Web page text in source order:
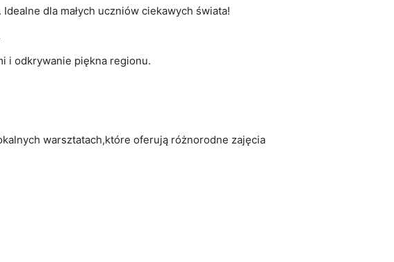
dla małych uczniów ciekawych świata!
i odkrywanie piękna regionu.
warsztatach,które oferują różnorodne zajęcia